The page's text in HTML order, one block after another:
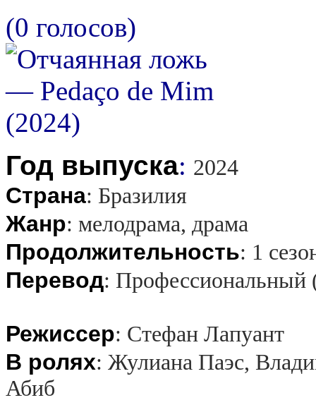
(0 голосов)
Год выпуска: 2024
Страна: Бразилия
Жанр: мелодрама, драма
Продолжительность: 1
Перевод: Профессиональный
Режиссер: Стефан Лапуант
В ролях: Жулиана Паэс,
Абиб